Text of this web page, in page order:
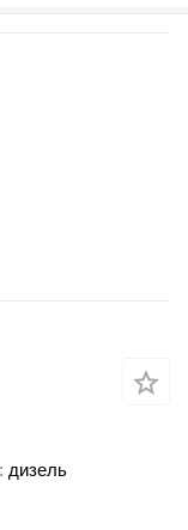
дизель